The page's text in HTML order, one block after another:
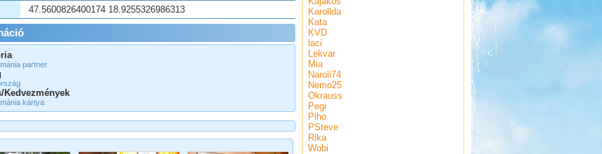
47.5600826400174 18.9255326986313
partner
Kedvezmények
kártya
Karollda
Kata
KVD
laci
Lekvar
Mia
Naroli74
Nemo25
Okrauss
Pegi
Piho
PSteve
Rika
Wobi